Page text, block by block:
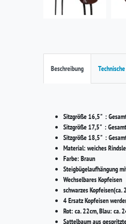
Beschreibung
Sitzgröße 16,5" :
Sitzgröße 17,5" :
Sitzgröße 18,5" :
Material: weiches
Farbe: Braun
Steigbügelaufhängung
Wechselbares Kopfeisen
schwarzes
4 Ersatz Kopfeisen
Rot: ca. 22cm, Blau: ca.
Sattelbaum aus